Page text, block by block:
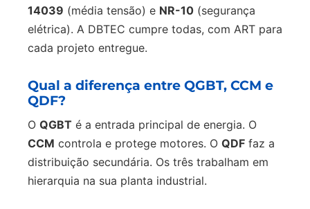
14039 (média tensão) e NR-10 (segurança
elétrica). A DBTEC cumpre todas, com ART para
cada projeto entregue.
Qual a diferença entre QGBT, CCM e
QDF?
O QGBT é a entrada principal de energia. O
CCM controla e protege motores. O QDF faz a
distribuição secundária. Os três trabalham em
hierarquia na sua planta industrial.